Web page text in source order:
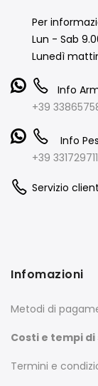
Per
Lun - Sab
Lunedì
Info
+39
Info
+39
Servizio
Infomazioni
Metodi di
Costi e tempi
Termini e